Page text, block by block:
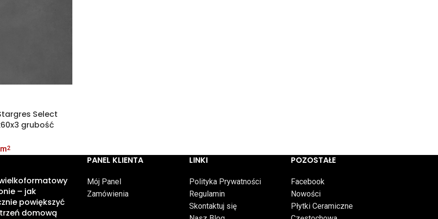
Select
grubość
2
– jak
powiększyć
domową
PANEL KLIENTA
Mój Panel
Zamówienia
LINKI
Polityka Prywatności
Regulamin
Skontaktuj się
POZOSTAŁE
Facebook
Nowości
Płytki Ceramiczne